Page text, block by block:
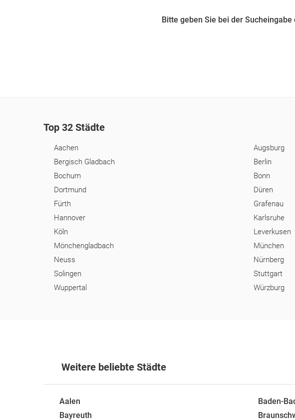
Bitte geben Sie bei der
Top 32 Städte
Aachen Augsburg
Bergisch Gladbach
Berlin
Bochum
Bonn
Dortmund
Düren
Fürth
Grafenau
Hannover
Karlsruhe
Köln
Leverkusen
Mönchengladbach
München
Neuss
Nürnberg
Solingen
Stuttgart
Wuppertal
Würzburg
Weitere beliebte Städte
Aalen Baden-
Bayreuth